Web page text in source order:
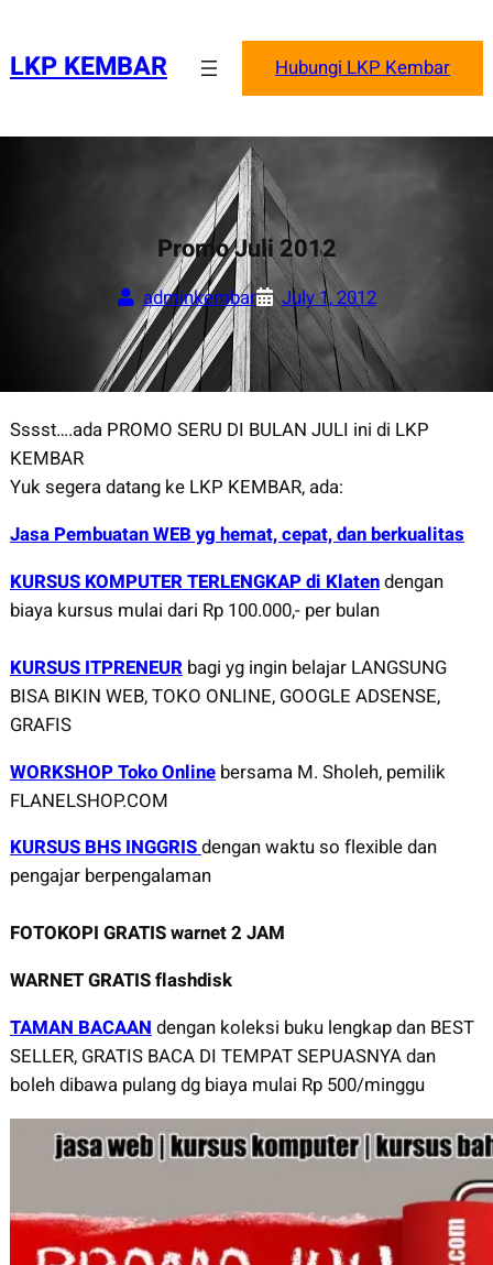
content
LKP KEMBAR Hubungi LKP Kembar
Promo Juli 2012
adminkembar July 1, 2012
Sssst….ada PROMO SERU DI BULAN JULI ini di LKP
KEMBAR
Yuk segera datang ke LKP KEMBAR, ada:
Jasa Pembuatan WEB yg hemat, cepat, dan berkualitas
KURSUS KOMPUTER TERLENGKAP di Klatendengan
biaya kursus mulai dari Rp 100.000,- per bulan
KURSUS ITPRENEURbagi yg ingin belajar LANGSUNG
BISA BIKIN WEB, TOKO ONLINE, GOOGLE ADSENSE,
GRAFIS
WORKSHOP Toko Onlinebersama M. Sholeh, pemilik
FLANELSHOP.COM
KURSUS BHS INGGRISdengan waktu so flexible dan
pengajar berpengalaman
FOTOKOPI GRATIS warnet 2 JAM
WARNET GRATIS flashdisk
TAMAN BACAAN dengan koleksi buku lengkap dan BEST
SELLER, GRATIS BACA DI TEMPAT SEPUASNYA dan
boleh dibawa pulang dg biaya mulai Rp 500/minggu